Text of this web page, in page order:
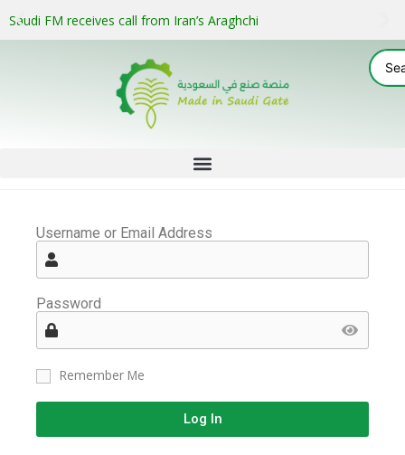
Saudi FM receives call from Iran’s Araghchi
Username or Email Address
Password
Remember Me
Log In